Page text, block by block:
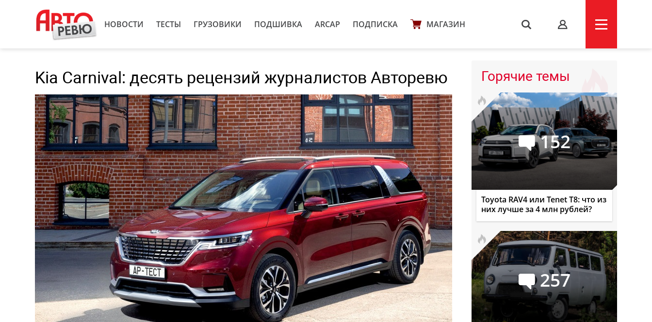
НОВОСТИ ТЕСТЫ ГРУЗОВИКИ ПОДШИВКА ARCAP ПОДПИСКА МАГАЗИН s
Kia Carnival: десять рецензий журналистов Авторевю Горячие темы
152
Toyota RAV4 или Tenet T8: что из
них лучше за 4 млн рублей?
257